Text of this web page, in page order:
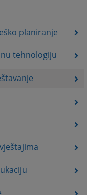
planiranje
tehnologiju